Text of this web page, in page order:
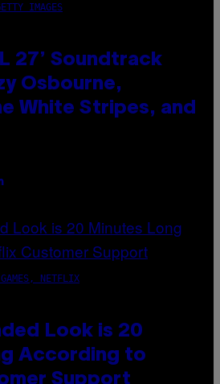
IMAGES
27’ Soundtrack
Osbourne,
White Stripes, and
GAMES, NETFLIX
Look is 20
According to
Support